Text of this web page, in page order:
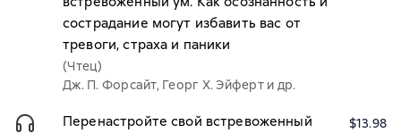
сострадание могут избавить вас от
тревоги, страха и паники
(Чтец)
Дж. П. Форсайт, Георг Х. Эйферт и др.
Перенастройте свой встревоженный
$13.98